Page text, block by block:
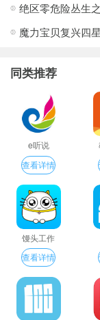
同类推荐
e听说
查看详情
馒头工作
查看详情